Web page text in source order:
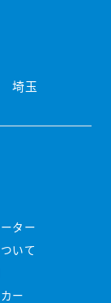
埼玉
ター
いて
ー